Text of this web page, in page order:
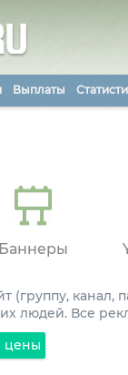
Выплаты
Баннеры
(группу, канал,
людей. Все
цены